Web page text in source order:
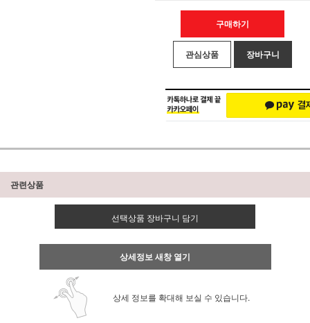
구매하기
관심상품 장바구니
관련상품
선택상품 장바구니 담기
상세정보 새창 열기
상세 정보를 확대해 보실 수 있습니다.